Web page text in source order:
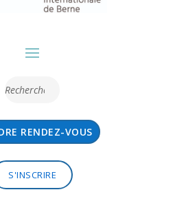
RENDEZ-VOUS
S'INSCRIRE